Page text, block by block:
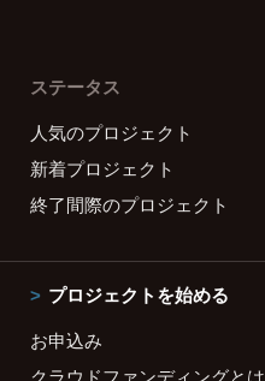
ステータス
人気のプロジェクト
新着プロジェクト
終了間際のプロジェクト
プロジェクトを始める
お申込み
クラウドファンディングとは